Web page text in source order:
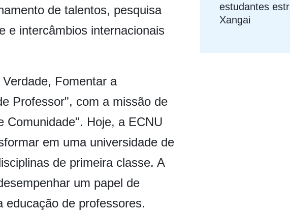
de talentos, pesquisa
e intercâmbios internacionais
Fomentar a
Professor", com a missão de
Comunidade". Hoje, a ECNU
em uma universidade de
de primeira classe. A
um papel de
educação de professores.
estudantes
Xangai